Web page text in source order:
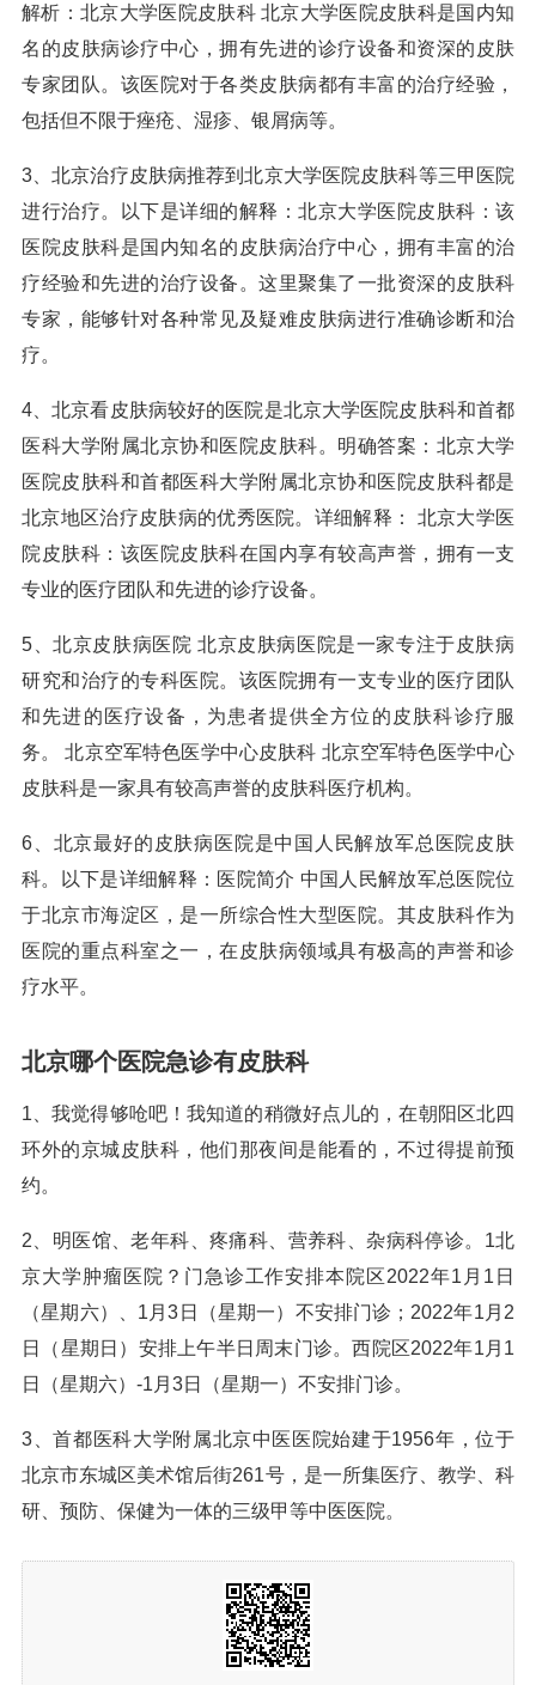
解析：北京大学医院皮肤科 北京大学医院皮肤科是国内知
名的皮肤病诊疗中心，拥有先进的诊疗设备和资深的皮肤
专家团队。该医院对于各类皮肤病都有丰富的治疗经验，
包括但不限于痤疮、湿疹、银屑病等。
3、北京治疗皮肤病推荐到北京大学医院皮肤科等三甲医院
进行治疗。以下是详细的解释：北京大学医院皮肤科：该
医院皮肤科是国内知名的皮肤病治疗中心，拥有丰富的治
疗经验和先进的治疗设备。这里聚集了一批资深的皮肤科
专家，能够针对各种常见及疑难皮肤病进行准确诊断和治
疗。
4、北京看皮肤病较好的医院是北京大学医院皮肤科和首都
医科大学附属北京协和医院皮肤科。明确答案：北京大学
医院皮肤科和首都医科大学附属北京协和医院皮肤科都是
北京地区治疗皮肤病的优秀医院。详细解释： 北京大学医
院皮肤科：该医院皮肤科在国内享有较高声誉，拥有一支
专业的医疗团队和先进的诊疗设备。
5、北京皮肤病医院 北京皮肤病医院是一家专注于皮肤病
研究和治疗的专科医院。该医院拥有一支专业的医疗团队
和先进的医疗设备，为患者提供全方位的皮肤科诊疗服
务。 北京空军特色医学中心皮肤科 北京空军特色医学中心
皮肤科是一家具有较高声誉的皮肤科医疗机构。
6、北京最好的皮肤病医院是中国人民解放军总医院皮肤
科。以下是详细解释：医院简介 中国人民解放军总医院位
于北京市海淀区，是一所综合性大型医院。其皮肤科作为
医院的重点科室之一，在皮肤病领域具有极高的声誉和诊
疗水平。
北京哪个医院急诊有皮肤科
1、我觉得够呛吧！我知道的稍微好点儿的，在朝阳区北四
环外的京城皮肤科，他们那夜间是能看的，不过得提前预
约。
2、明医馆、老年科、疼痛科、营养科、杂病科停诊。1北
京大学肿瘤医院？门急诊工作安排本院区2022年1月1日
（星期六）、1月3日（星期一）不安排门诊；2022年1月2
日（星期日）安排上午半日周末门诊。西院区2022年1月1
日（星期六）-1月3日（星期一）不安排门诊。
3、首都医科大学附属北京中医医院始建于1956年，位于
北京市东城区美术馆后街261号，是一所集医疗、教学、科
研、预防、保健为一体的三级甲等中医医院。